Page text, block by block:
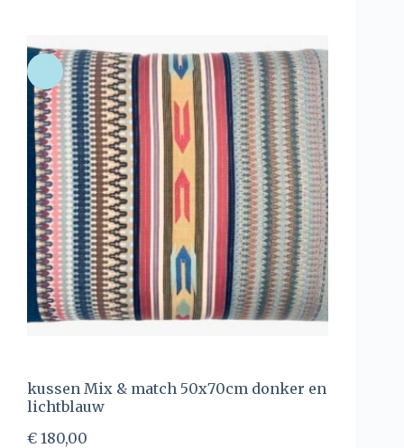
kussen Mix & match 50x70cm donker en
lichtblauw
€ 180,00